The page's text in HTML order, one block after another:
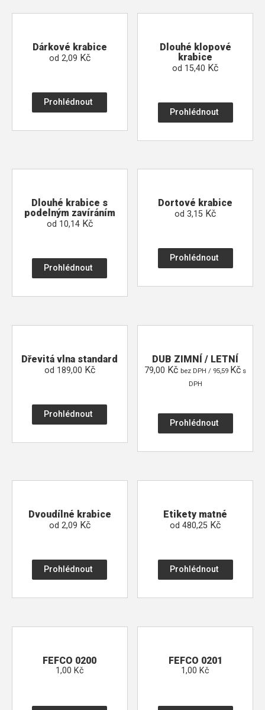
Dárkové krabice
od 2,09 Kč
Prohlédnout
Dlouhé klopové
krabice
od 15,40 Kč
Prohlédnout
Dlouhé krabice s
podelným zavíráním
od 10,14 Kč
Prohlédnout
Dortové krabice
od3,15 Kč
Prohlédnout
Dřevitá vlna standard
od 189,00 Kč
Prohlédnout
DUB ZIMNÍ / LETNÍ
79,00 Kč bez DPH / 95,59 Kč s
DPH
Prohlédnout
Dvoudílné krabice
od 2,09 Kč
Prohlédnout
Etikety matné
od480,25 Kč
Prohlédnout
FEFCO 0200
1,00 Kč
FEFCO 0201
1,00 Kč